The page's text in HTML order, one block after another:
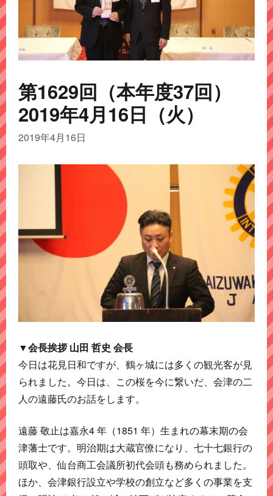
第1629回（本年度37回）
2019年4月16日（火）
2019年4月16日
▼会長挨拶 山田 哲史 会長
今日は花見日和ですが、鶴ヶ城には多くの観光客が見
られました。今日は、この桜を今に繋いだ、会津の二
人の遠藤氏のお話をします。
遠藤 敬止は嘉永4 年（1851 年）生まれの幕末期の会
津藩士です。明治期は大蔵官僚になり、七十七銀行の
頭取や、仙台商工会議所初代会頭も務められました。
ほか、会津銀行設立や学校の創立など多くの事業を支